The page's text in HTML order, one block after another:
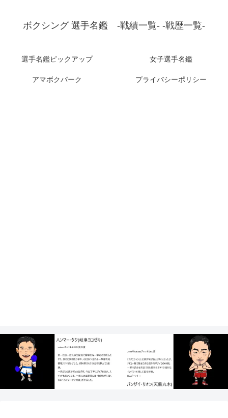
ボクシング 選手名鑑 -戦績一覧- -戦歴一覧-
選手名鑑ピックアップ 女子選手名鑑
アマボクパーク プライバシーポリシー